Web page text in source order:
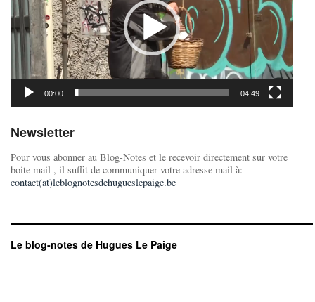
00:00 04:49
Newsletter
Pour vous abonner au Blog-Notes et le recevoir directement sur votre
boite mail , il suffit de communiquer votre adresse mail à:
contact(at)leblognotesdehugueslepaige.be
Le blog-notes de Hugues Le Paige